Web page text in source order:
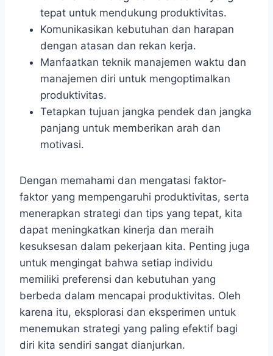
tepat untuk mendukung produktivitas.
Komunikasikan kebutuhan dan harapan
dengan atasan dan rekan kerja.
Manfaatkan teknik manajemen waktu dan
manajemen diri untuk mengoptimalkan
produktivitas.
Tetapkan tujuan jangka pendek dan jangka
panjang untuk memberikan arah dan
motivasi.
Dengan memahami dan mengatasi faktor-
faktor yang mempengaruhi produktivitas, serta
menerapkan strategi dan tips yang tepat, kita
dapat meningkatkan kinerja dan meraih
kesuksesan dalam pekerjaan kita. Penting juga
untuk mengingat bahwa setiap individu
memiliki preferensi dan kebutuhan yang
berbeda dalam mencapai produktivitas. Oleh
karena itu, eksplorasi dan eksperimen untuk
menemukan strategi yang paling efektif bagi
diri kita sendiri sangat dianjurkan.